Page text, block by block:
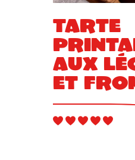
Tarte
aux
et